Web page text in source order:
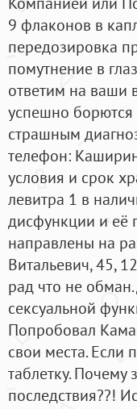
9 флаконов в
передозировка
помутнение в
ответим на ваши
успешно борются
страшным
телефон:
условия и срок
левитра 1 в
дисфункции и её
направлены на
Витальевич, 45,
рад что не
сексуальной
Попробовал
свои места. Если
таблетку.
последствия??!